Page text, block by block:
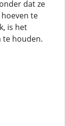
dat ze
te
is het
te houden.